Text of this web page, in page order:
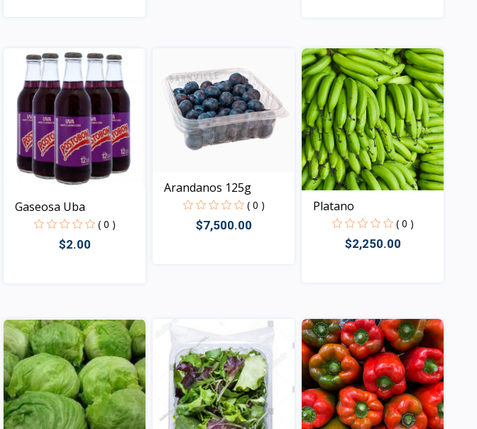
Gaseosa Uba
( 0 )
$2.00
Arandanos 125g
( 0 )
$7,500.00
Platano
( 0 )
$2,250.00